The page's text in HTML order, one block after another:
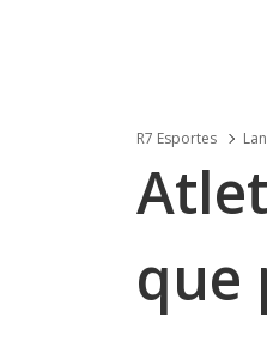
R7 Esportes
que